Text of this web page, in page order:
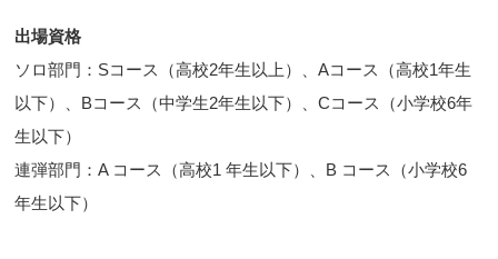
出場資格
ソロ部門：Sコース（高校2年生以上）、Aコース（高校1年生
以下）、Bコース（中学生2年生以下）、Cコース（小学校6年
生以下）
連弾部門：A コース（高校1 年生以下）、B コース（小学校6
年生以下）